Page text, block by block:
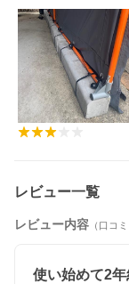
レビュー一覧
レビュー内容 （口コミ
使い始めて2